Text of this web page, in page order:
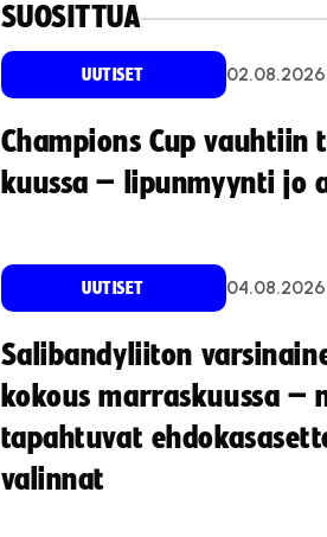
SUOSITTUA
UUTISET 02.08.2026
Champions Cup vauhtiin
kuussa – lipunmyynti jo
UUTISET 04.08.2026
Salibandyliiton
kokous marraskuussa –
tapahtuvat
valinnat